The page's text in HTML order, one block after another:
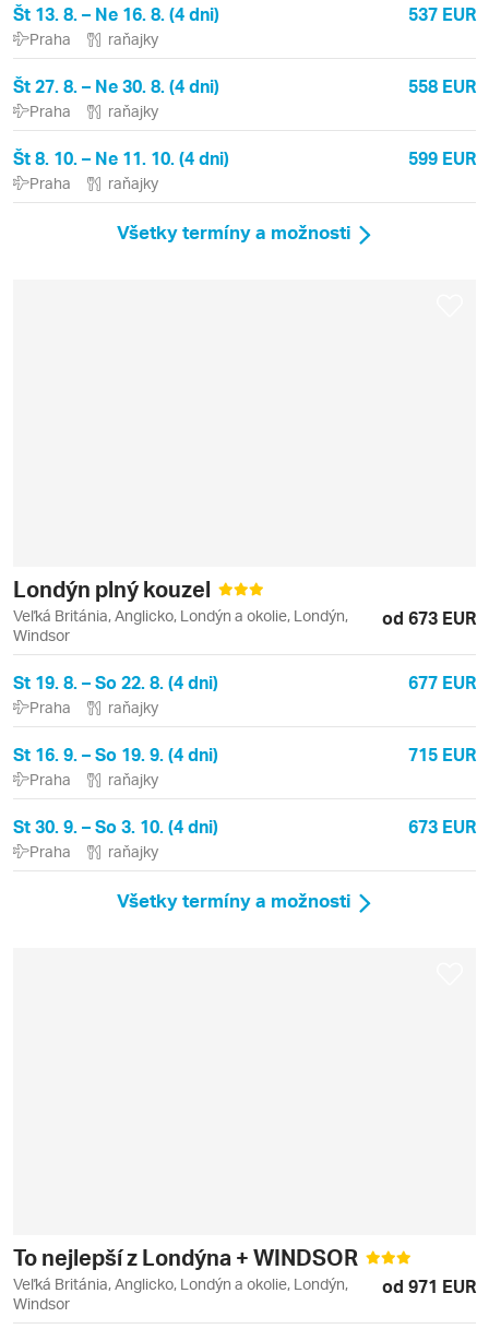
Št 13. 8. – Ne 16. 8. (4 dni) 537 EUR
Praha raňajky
Št 27. 8. – Ne 30. 8. (4 dni) 558 EUR
Praha raňajky
Št 8. 10. – Ne 11. 10. (4 dni) 599 EUR
Praha raňajky
Všetky termíny a možnosti
Londýn plný kouzel
Veľká Británia, Anglicko, Londýn a okolie, Londýn,
Windsor
od 673 EUR
St 19. 8. – So 22. 8. (4 dni) 677 EUR
Praha raňajky
St 16. 9. – So 19. 9. (4 dni) 715 EUR
Praha raňajky
St 30. 9. – So 3. 10. (4 dni) 673 EUR
Praha raňajky
Všetky termíny a možnosti
To nejlepší z Londýna + WINDSOR
Veľká Británia, Anglicko, Londýn a okolie, Londýn,
Windsor
od 971 EUR